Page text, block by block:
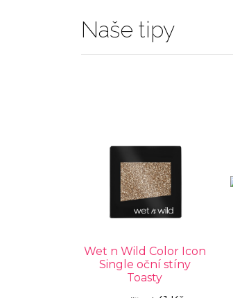
Naše tipy
Wet n Wild Color Icon
Single oční stíny
Toasty